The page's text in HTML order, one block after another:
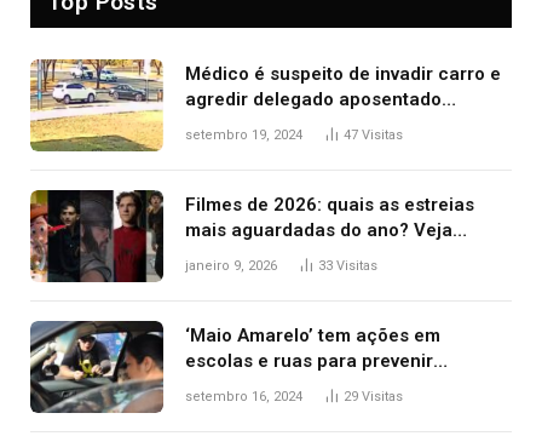
Médico é suspeito de invadir carro e
agredir delegado aposentado
durante confusão no trânsito
setembro 19, 2024 47 Visitas
Filmes de 2026: quais as estreias
mais aguardadas do ano? Veja
principais lançamentos do cinema
janeiro 9, 2026 33 Visitas
‘Maio Amarelo’ tem ações em
escolas e ruas para prevenir
acidentes no trânsito no AP
setembro 16, 2024 29 Visitas